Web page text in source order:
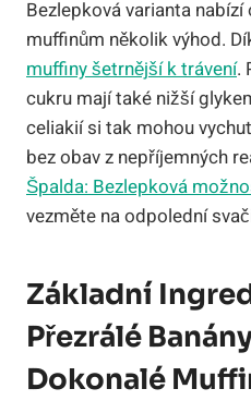
Bezlepková varianta
muffinům několik výhod.
muffiny šetrnější k trávení.
cukru mají také nižší
celiakií si tak mohou
bez obav z nepříjemných
Špalda: Bezlepková
vezměte na odpolední
Základní
Přezrálé
Dokonalé